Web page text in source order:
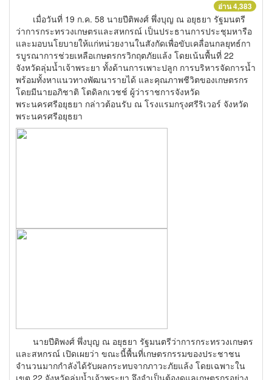
อ่าน 4,383
เมื่อวันที่ 19 ก.ค. 58 นายปีติพงศ์ พึ่งบุญ ณ อยุธยา รัฐมนตรี
ว่าการกระทรวงเกษตรและสหกรณ์ เป็นประธานการประชุมหารือ
และมอบนโยบายให้แก่หน่วยงานในสังกัดเพื่อขับเคลื่อนกลยุทธ์กา
รบูรณาการช่วยเหลือเกษตรกรวิกฤตภัยแล้ง โดยเน้นพื้นที่ 22
จังหวัดลุ่มน้ำเจ้าพระยา ทั้งด้านการเพาะปลูก การบริหารจัดการน้ำ
พร้อมทั้งหาแนวทางพัฒนารายได้ และคุณภาพชีวิตของเกษตรกร
โดยมีนายอภิชาติ โตดิลกเวชช์ ผู้ว่าราชการจังหวัด
พระนครศรีอยุธยา กล่าวต้อนรับ ณ โรงแรมกรุงศรีริเวอร์ จังหวัด
พระนครศรีอยุธยา
นายปีติพงศ์ พึ่งบุญ ณ อยุธยา รัฐมนตรีว่าการกระทรวงเกษตร
และสหกรณ์ เปิดเผยว่า ขณะนี้พื้นที่เกษตรกรรมของประชาชน
จำนวนมากกำลังได้รับผลกระทบจากภาวะภัยแล้ง โดยเฉพาะใน
เขต 22 จังหวัดลุ่มน้ำเจ้าพระยา จึงจำเป็นต้องดูแลเกษตรกรอย่าง